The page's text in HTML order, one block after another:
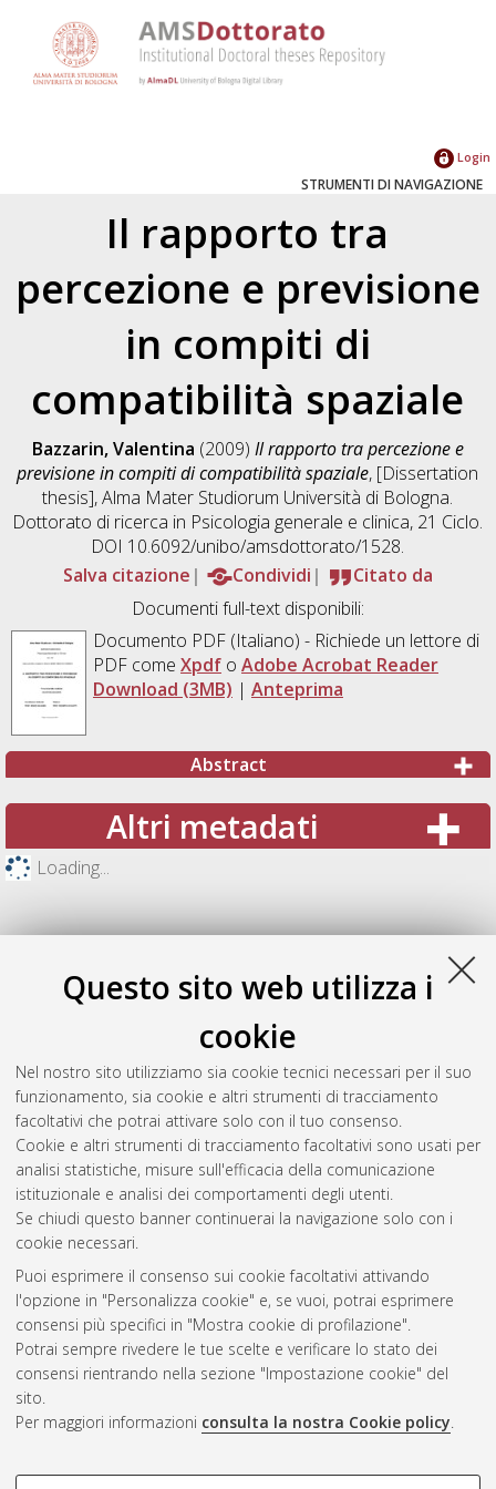
Questo sito web utilizza i
cookie
Nel nostro sito utilizziamo sia cookie tecnici necessari per il suo
funzionamento, sia cookie e altri strumenti di tracciamento
facoltativi che potrai attivare solo con il tuo consenso.
Cookie e altri strumenti di tracciamento facoltativi sono usati per
analisi statistiche, misure sull'efficacia della comunicazione
istituzionale e analisi dei comportamenti degli utenti.
Se chiudi questo banner continuerai la navigazione solo con i
cookie necessari.
Puoi esprimere il consenso sui cookie facoltativi attivando
l'opzione in "Personalizza cookie" e, se vuoi, potrai esprimere
consensi più specifici in "Mostra cookie di profilazione".
Potrai sempre rivedere le tue scelte e verificare lo stato dei
consensi rientrando nella sezione "Impostazione cookie" del
sito.
Per maggiori informazioni consulta la nostra Cookie policy.
COOKIE DI PROFILAZIONE -
Login
STRUMENTI DI NAVIGAZIONE
Il rapporto tra
percezione e previsione
in compiti di
compatibilità spaziale
Bazzarin, Valentina (2009) Il rapporto tra percezione e
previsione in compiti di compatibilità spaziale, [Dissertation
thesis], Alma Mater Studiorum Università di Bologna.
Dottorato di ricerca in Psicologia generale e clinica, 21 Ciclo.
DOI 10.6092/unibo/amsdottorato/1528.
Salva citazione
Condividi
Citato da
Documenti full-text disponibili:
Documento PDF(Italiano) - Richiede un lettore di
PDF come Xpdfo Adobe Acrobat Reader
Download (3MB) | Anteprima
Abstract
Altri metadati
Loading...
Gestione del documento:
Atom
Rss 1.0
Rss 2.0
ISSN: 2038-7946
Impostazioni Cookie